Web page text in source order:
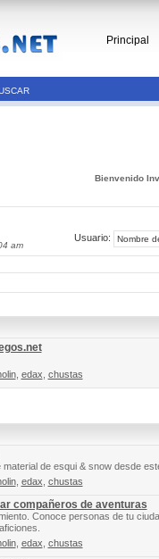
Principal
Bienvenido
am
Usuario:
, edax chustas
de esqui & snow desde
, edax chustas
compañeros de aventuras
Conoce personas de tu
, edax chustas